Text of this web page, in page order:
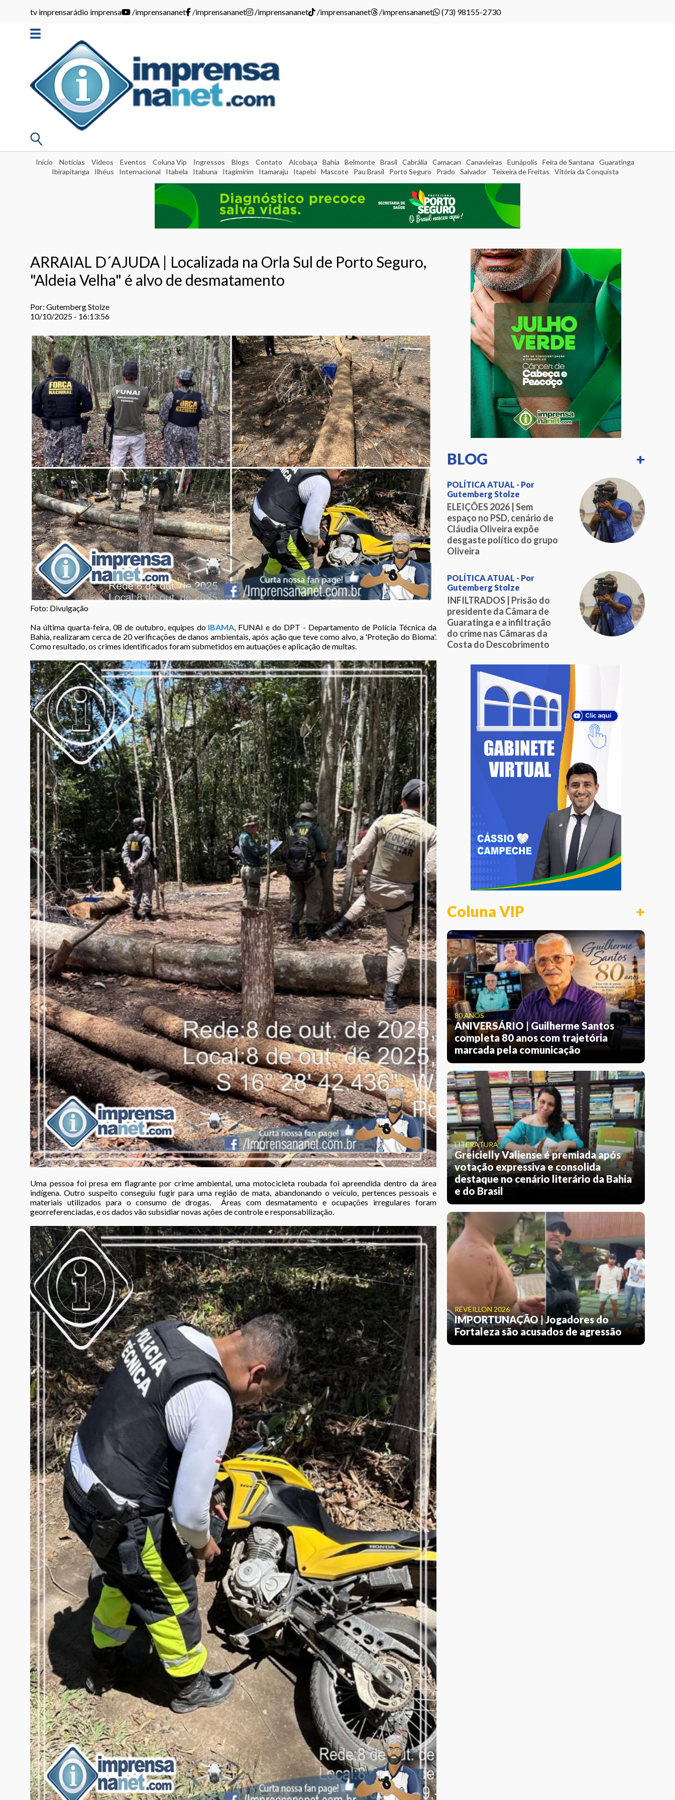
tv imprensarádio imprensa /imprensananet /imprensananet /imprensananet /imprensananet /imprensananet (73) 98155-2730
Início Notícias Vídeos Eventos Coluna Vip Ingressos Blogs Contato Alcobaça Bahia Belmonte Brasil Cabrália Camacan Canavieiras Eunápolis Feira de Santana
Guaratinga
Ibirapitanga
Ilhéus Internacional Itabela Itabuna Itagimirim Itamaraju Itapebi Mascote Pau Brasil Porto Seguro Prado Salvador Teixeira de Freitas Vitória da Conquista
ARRAIAL D´AJUDA | Localizada na Orla Sul de Porto Seguro,
"Aldeia Velha" é alvo de desmatamento
Por: Gutemberg Stolze
10/10/2025 - 16:13:56
Foto: Divulgação
Na última quarta-feira, 08 de outubro, equipes do IBAMA , FUNAI e do DPT - Departamento de Polícia Técnica da
Bahia, realizaram cerca de 20 verificações de danos ambientais, após ação que teve como alvo, a 'Proteção do Bioma'.
Como resultado, os crimes identificados foram submetidos em autuações e aplicação de multas.
Uma pessoa foi presa em flagrante por crime ambiental, uma motocicleta roubada foi apreendida dentro da área
indígena. Outro suspeito conseguiu fugir para uma região de mata, abandonando o veículo, pertences pessoais e
materiais utilizados para o consumo de drogas. Áreas com desmatamento e ocupações irregulares foram
georreferenciadas, e os dados vão subsidiar novas ações de controle e responsabilização.
BLOG +
POLÍTICA ATUAL - Por
Gutemberg Stolze
ELEIÇÕES 2026 | Sem
espaço no PSD, cenário de
Cláudia Oliveira expõe
desgaste político do grupo
Oliveira
POLÍTICA ATUAL - Por
Gutemberg Stolze
INFILTRADOS | Prisão do
presidente da Câmara de
Guaratinga e a infiltração
do crime nas Câmaras da
Costa do Descobrimento
Coluna VIP +
80 ANOS
ANIVERSÁRIO | Guilherme Santos
completa 80 anos com trajetória
marcada pela comunicação
LITERATURA
Greicielly Valiense é premiada após
votação expressiva e consolida
destaque no cenário literário da Bahia
e do Brasil
RÉVEILLON 2026
IMPORTUNAÇÃO | Jogadores do
Fortaleza são acusados de agressão